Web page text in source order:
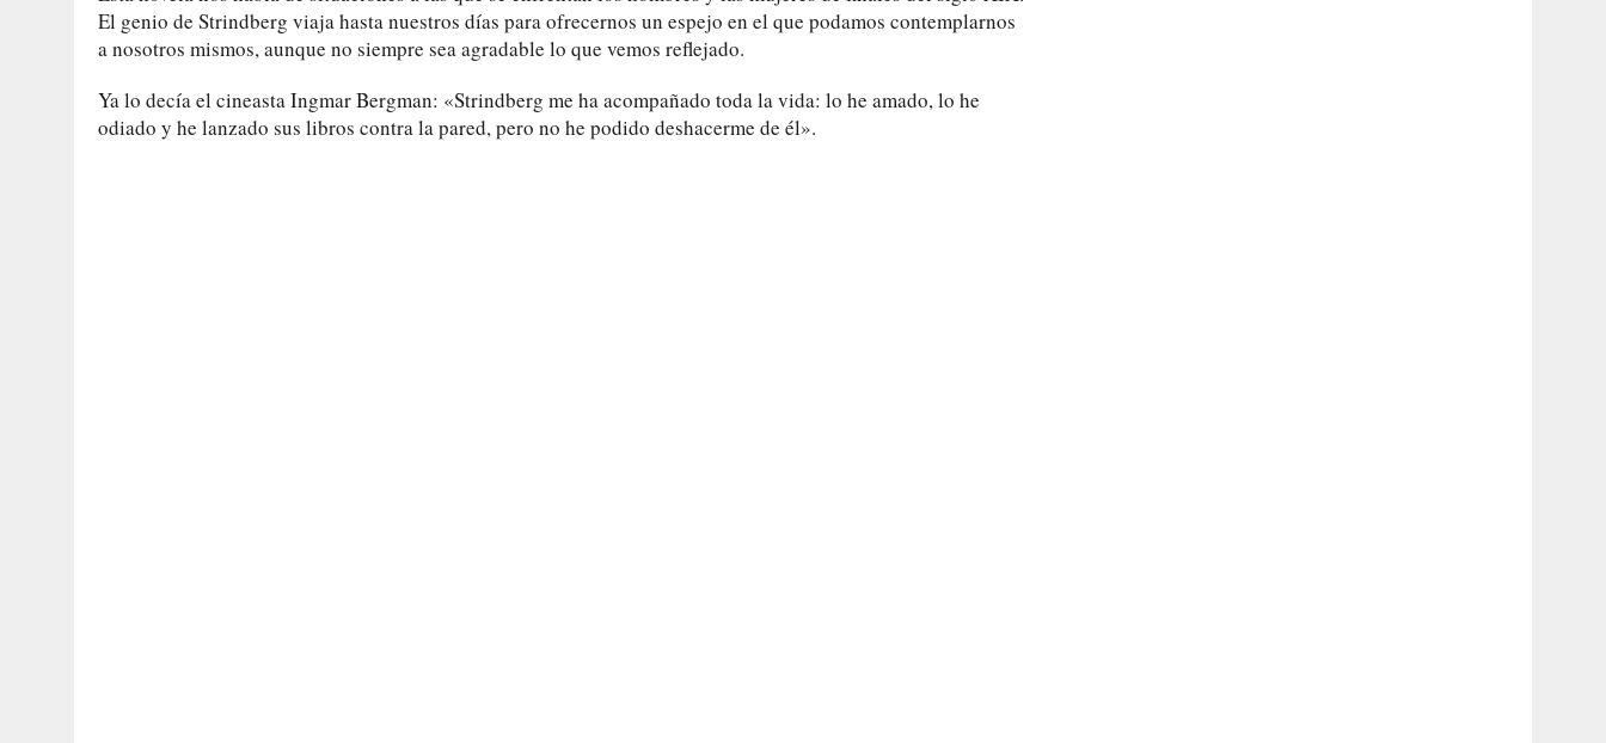
El genio de Strindberg viaja hasta nuestros días para ofrecernos un espejo en el que podamos contemplarnos
a nosotros mismos, aunque no siempre sea agradable lo que vemos reflejado.
Ya lo decía el cineasta Ingmar Bergman: «Strindberg me ha acompañado toda la vida: lo he amado, lo he
odiado y he lanzado sus libros contra la pared, pero no he podido deshacerme de él».